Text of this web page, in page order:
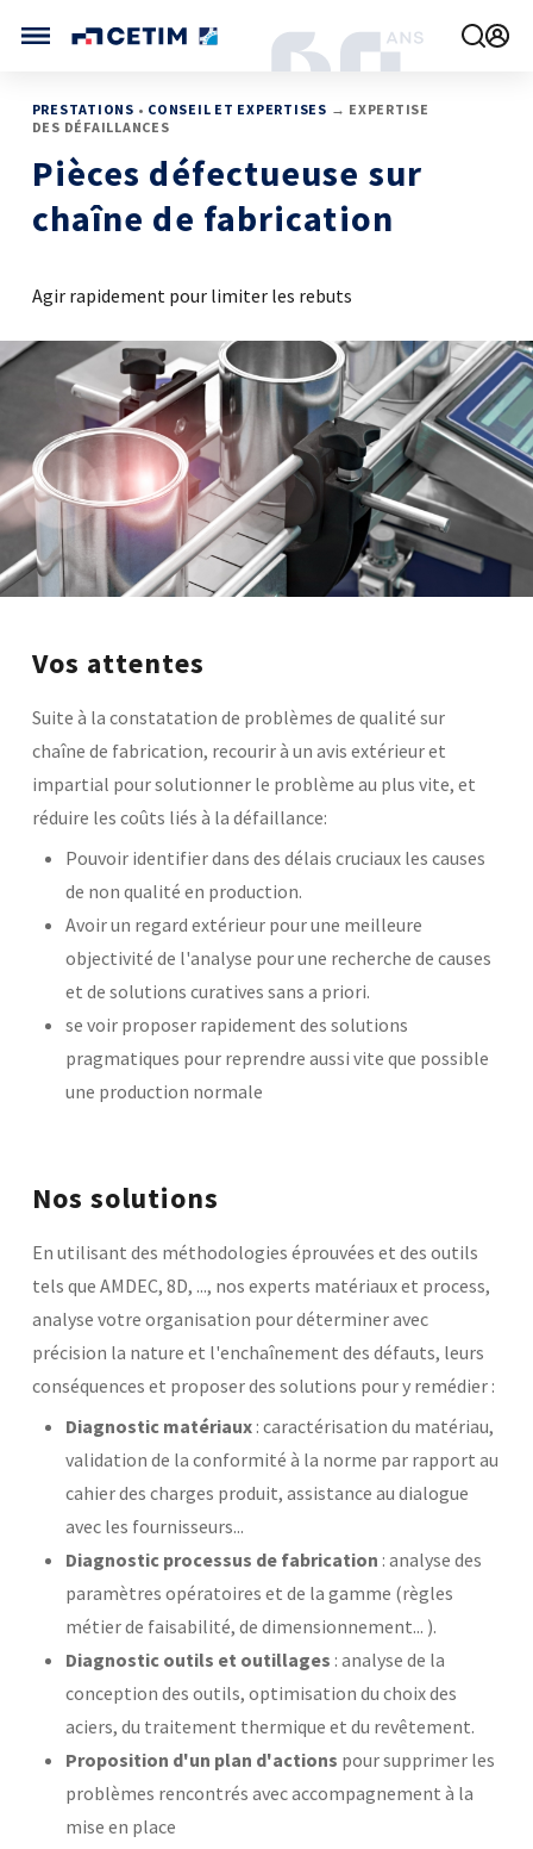
CETIM FRANCE
FRANCE (ACTUEL)
INTERNATIONAL
CETIM MATCOR (ASIE)
AGENDA
ACTUALITÉS
CETIM INFOS
NOUS REJOINDRE
MÉCATHÈQUE, LA BASE DE CONNAISSANCES
Base documentaire
Ingénierie produits / procédés
Analyse de défaillance
Témoignages Clients
NOS FORMATIONS CETIM ACADEMY®
Thématiques
Briques technologiques
Qualifiantes / certifiantes
Parcours de spécialisation
A distance
A l'international
NOS LOGICIELS
Logiciels métiers
Logiciels de calcul
Aide au chiffrage
Bases de données
APPUI À L’INDUSTRIE
Programmes régionaux
Normalisation
RECHERCHE
Laboratoires communs
Librairie
Certifications qualité
Cofrac Essai
Notifications CE
Agréments internationaux
Agrément ministériel
Certifications Cofrend
QUI SOMMES-NOUS ?
Le Cetim en bref
Nos valeurs
Gouvernance
Rapports - Publications
Vidéo de présentation
Historique
Charte développement durable
Égalité Femmes/Hommes
Information pratiques
Mentions légales
Données personnelles
Conditions générales de vente
Avis d'achat
PRESTATIONS • CONSEIL ET EXPERTISES → EXPERTISE
DES DÉFAILLANCES
Pièces défectueuse sur
chaîne de fabrication
Agir rapidement pour limiter les rebuts
Vos attentes
Suite à la constatation de problèmes de qualité sur
chaîne de fabrication, recourir à un avis extérieur et
impartial pour solutionner le problème au plus vite, et
réduire les coûts liés à la défaillance:
Pouvoir identifier dans des délais cruciaux les causes
de non qualité en production.
Avoir un regard extérieur pour une meilleure
objectivité de l'analyse pour une recherche de causes
et de solutions curatives sans a priori.
se voir proposer rapidement des solutions
pragmatiques pour reprendre aussi vite que possible
une production normale
Nos solutions
En utilisant des méthodologies éprouvées et des outils
tels que AMDEC, 8D, ..., nos experts matériaux et process,
analyse votre organisation pour déterminer avec
précision la nature et l'enchaînement des défauts, leurs
conséquences et proposer des solutions pour y remédier :
Diagnostic matériaux: caractérisation du matériau,
validation de la conformité à la norme par rapport au
cahier des charges produit, assistance au dialogue
avec les fournisseurs...
Diagnostic processus de fabrication : analyse des
paramètres opératoires et de la gamme (règles
métier de faisabilité, de dimensionnement... ).
Diagnostic outils et outillages : analyse de la
conception des outils, optimisation du choix des
aciers, du traitement thermique et du revêtement.
Proposition d'un plan d'actions pour supprimer les
problèmes rencontrés avec accompagnement à la
mise en place